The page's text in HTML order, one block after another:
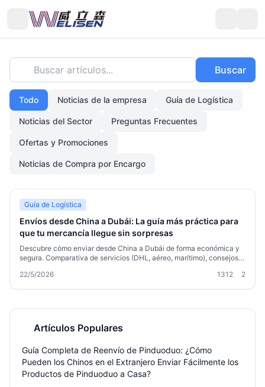
Buscar artículos... Buscar
Todo Noticias de la empresa Guía de Logística
Noticias del Sector Preguntas Frecuentes
Ofertas y Promociones
Noticias de Compra por Encargo
Guía de Logística
Envíos desde China a Dubái: La guía más práctica para
que tu mercancía llegue sin sorpresas
Descubre cómo enviar desde China a Dubái de forma económica y
segura. Comparativa de servicios (DHL, aéreo, marítimo), consejos
consolidar, almacenar gratis y ahorrar en cada envío. Ideal para
22/5/2026 1312 2
Artículos Populares
Guía Completa de Reenvío de Pinduoduo: ¿Cómo
Pueden los Chinos en el Extranjero Enviar Fácilmente los
Productos de Pinduoduo a Casa?